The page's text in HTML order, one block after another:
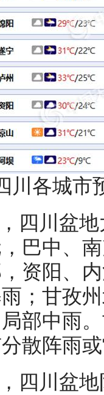
川各城市
四川盆
巴中、
资阳、
；甘孜
部中雨
散阵雨或
四川盆